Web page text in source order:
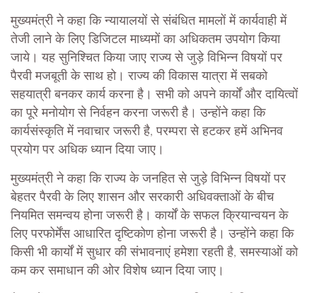
मुख्यमंत्री ने कहा कि न्यायालयों से संबंधित मामलों में कार्यवाही में
तेजी लाने के लिए डिजिटल माध्यमों का अधिकतम उपयोग किया
जाये। यह सुनिश्चित किया जाए राज्य से जुड़े विभिन्न विषयों पर
पैरवी मजबूती के साथ हो। राज्य की विकास यात्रा में सबको
सहयात्री बनकर कार्य करना है। सभी को अपने कार्यों और दायित्वों
का पूरे मनोयोग से निर्वहन करना जरूरी है। उन्होंने कहा कि
कार्यसंस्कृति में नवाचार जरूरी है, परम्परा से हटकर हमें अभिनव
प्रयोग पर अधिक ध्यान दिया जाए।
मुख्यमंत्री ने कहा कि राज्य के जनहित से जुड़े विभिन्न विषयों पर
बेहतर पैरवी के लिए शासन और सरकारी अधिवक्ताओं के बीच
नियमित समन्वय होना जरूरी है। कार्यों के सफल क्रियान्वयन के
लिए परफोर्मेंस आधारित दृष्टिकोण होना जरूरी है। उन्होंने कहा कि
किसी भी कार्यों में सुधार की संभावनाएं हमेशा रहती है, समस्याओं को
कम कर समाधान की ओर विशेष ध्यान दिया जाए।